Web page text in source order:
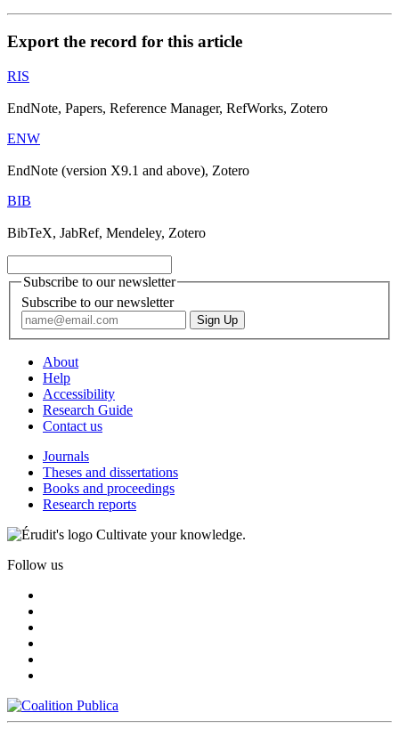
Export the record for this article
RIS
EndNote, Papers, Reference Manager, RefWorks, Zotero
ENW
EndNote (version X9.1 and above), Zotero
BIB
BibTeX, JabRef, Mendeley, Zotero
Subscribe to our newsletter
Subscribe to our newsletter
About
Help
Accessibility
Research Guide
Contact us
Journals
Theses and dissertations
Books and proceedings
Research reports
Cultivate your knowledge.
Follow us